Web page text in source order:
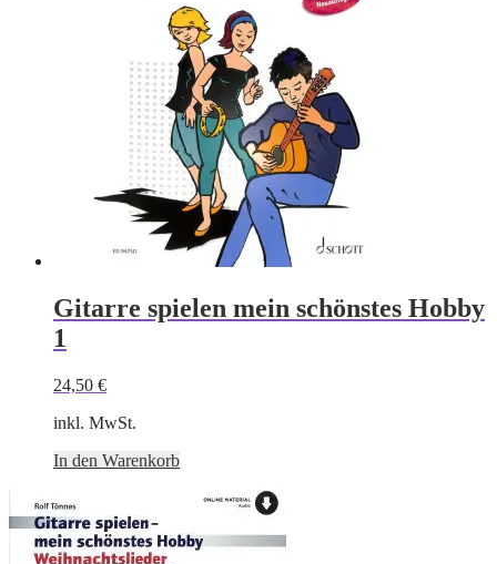
Gitarre spielen mein schönstes Hobby
1
24,50 €
inkl. MwSt.
In den Warenkorb